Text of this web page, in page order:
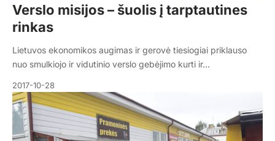
Verslo misijos – šuolis į tarptautines
rinkas
Lietuvos ekonomikos augimas ir gerovė tiesiogiai priklauso
nuo smulkiojo ir vidutinio verslo gebėjimo kurti ir…
2017-10-28